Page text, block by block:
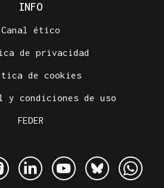
INFO
Canal ético
de privacidad
de cookies
y condiciones de uso
FEDER